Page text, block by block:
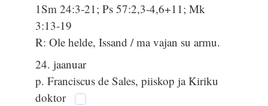
1Sm 24:3-21; Ps 57:2,3-4,6+11; Mk
3:13-19
R: Ole helde, Issand / ma vajan su armu.
24. jaanuar
p. Franciscus de Sales, piiskop ja Kiriku
doktor